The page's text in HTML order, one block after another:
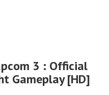
3 : Official
Gameplay [HD]